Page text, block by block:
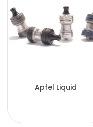
Apfel Liquid